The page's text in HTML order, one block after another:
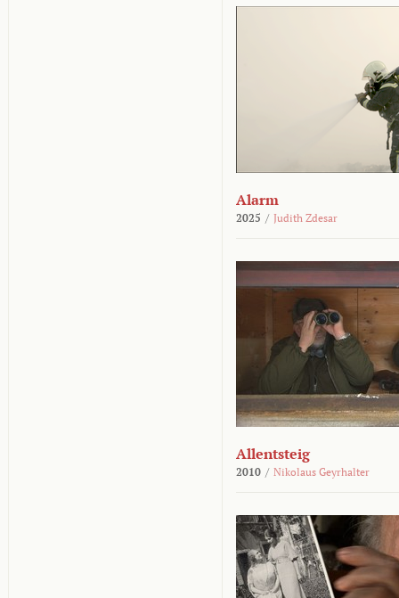
Alarm
2025 / Judith Zdesar
Allentsteig
2010 / Nikolaus Geyrhalter